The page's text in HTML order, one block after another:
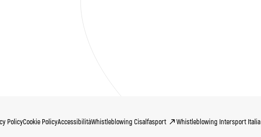
PolicyCookie PolicyAccessibilitàWhistleblowing Cisalfasport Whistleblowing Intersport Italia